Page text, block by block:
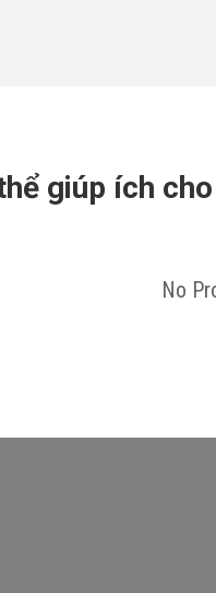
trị khóa học tại đây!
giúp ích
No